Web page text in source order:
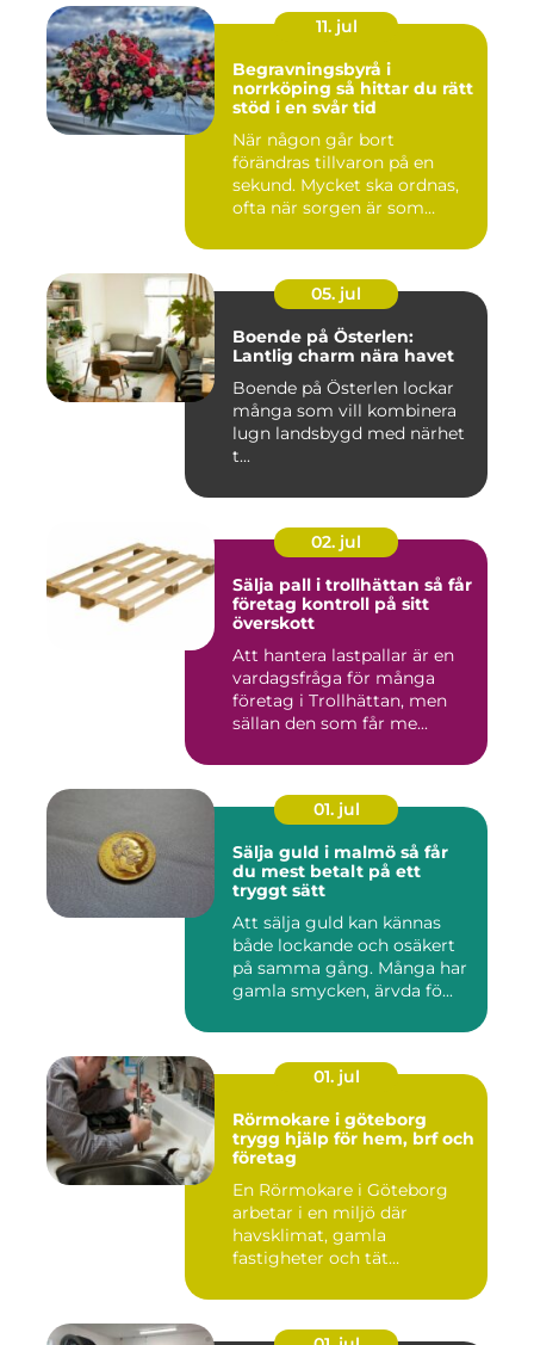
11. jul
Begravningsbyrå i
norrköping så hittar du rätt
stöd i en svår tid
När någon går bort
förändras tillvaron på en
sekund. Mycket ska ordnas,
ofta när sorgen är som
05. jul
Boende på Österlen:
Lantlig charm nära havet
Boende på Österlen lockar
många som vill kombinera
lugn landsbygd med närhet
t...
02. jul
Sälja pall i trollhättan så får
företag kontroll på sitt
överskott
Att hantera lastpallar är en
vardagsfråga för många
företag i Trollhättan, men
sällan den som får me...
01. jul
Sälja guld i malmö så får
du mest betalt på ett
tryggt sätt
Att sälja guld kan kännas
både lockande och osäkert
på samma gång. Många har
gamla smycken, ärvda fö...
01. jul
Rörmokare i göteborg
trygg hjälp för hem, brf och
företag
En Rörmokare i Göteborg
arbetar i en miljö där
havsklimat, gamla
fastigheter och tät